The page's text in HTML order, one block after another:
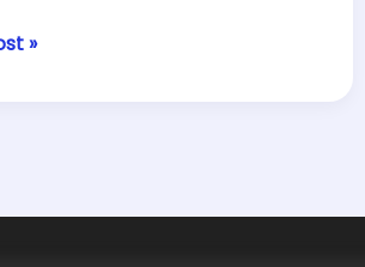
»